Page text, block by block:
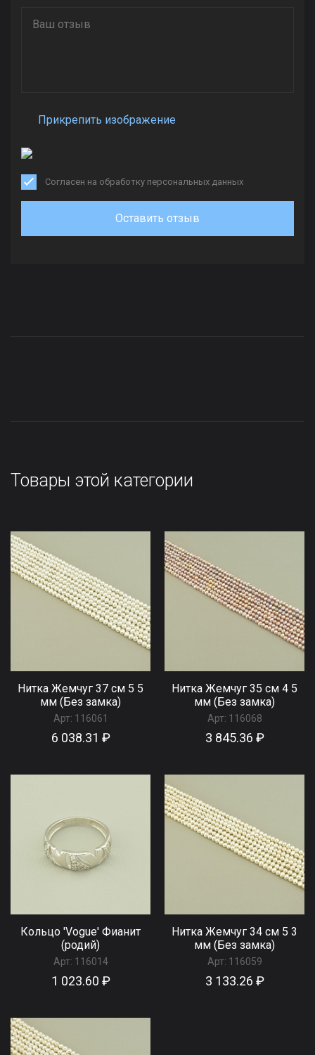
Прикрепить изображение
Согласен на обработку персональных данных
Оставить отзыв
Товары этой категории
Нитка Жемчуг 37 см 5 5
мм (Без замка)
Арт: 116061
6 038.31 ₽
Нитка Жемчуг 35 см 4 5
мм (Без замка)
Арт: 116068
3 845.36 ₽
Кольцо 'Vogue' Фианит
(родий)
Арт: 116014
1 023.60 ₽
Нитка Жемчуг 34 см 5 3
мм (Без замка)
Арт: 116059
3 133.26 ₽